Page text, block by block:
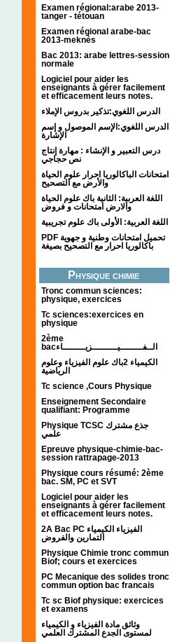
Examen régional:arabe 2013-
tanger - tétouan
Examen régional arabe-bac
2013-meknès
Bac 2013: arabe lettres-session
normale
Logiciel pour aider les
enseignants à gérer facilement
et efficacement leurs notes.
الدرس اللغوي:تذكير بدروس الإملاء
الدرس اللغوي:الإسم الموصول و إسم
الإشارة
درس التعبير و الإنشاء : مهارة إنتاج
نص حجاجي
امتحانات الباكالوريا احرار علوم الحياة
والأرض مع التصحيح
اللغة العربية: الثانية باك علوم الحياة
والارض امتحانات و فروض
اللغة العربية: الأولى باك علوم تجريبية
PDF تحميل امتحانات وطنية و جهوية
باكالوريا احرار مع التصحيح بصيغة
Physique chimie
Tronc commun sciences:
physique, exercices
Tc sciences:exercices en
physique
2ème
bacالــفــــــــيـــــــــزيــــــــاء
الكيمياء 2باك علوم الفيزياء وعلوم
الرياضية
Tc science ,Cours Physique
Enseignement Secondaire
qualifiant: Programme
Physique TCSC جذع مشترك
علمي
Epreuve physique-chimie-bac-
session rattrapage-2013
Physique cours résumé: 2ème
bac. SM, PC et SVT
Logiciel pour aider les
enseignants à gérer facilement
et efficacement leurs notes.
2A Bac PC الفيزياء الكيمياء
التمارين والفروض
Physique Chimie tronc commun
Biof; cours et exercices
PC Mecanique des solides tronc
commun option bac francais
Tc sc Biof physique: exercices
et examens
وثائق مادة الفيزياء و الكيمياء